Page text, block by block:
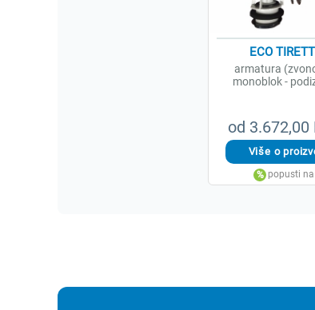
od 3.672,00
ECO
armatura
monoblok -